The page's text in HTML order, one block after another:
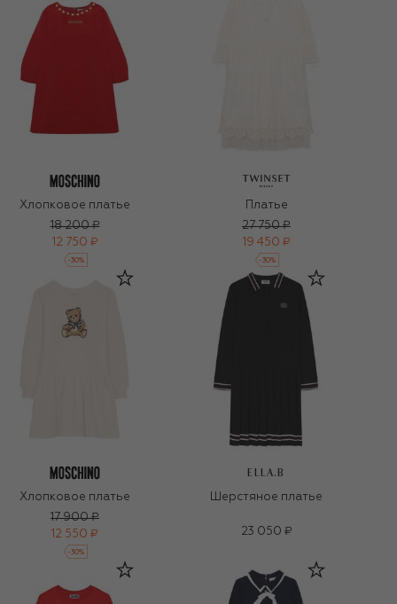
Хлопковое платье
18 200 ₽
12 750 ₽
-30%
Платье
27 750 ₽
19 450 ₽
-30%
Хлопковое платье
17 900 ₽
12 550 ₽
-30%
ELLA.B
Шерстяное платье
23 050 ₽